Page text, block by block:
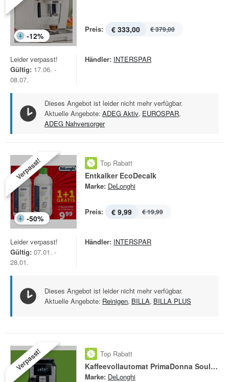
-12%
Preis: € 333,00 € 379,00
Leider verpasst!
Gültig: 17.06. -
08.07.
Händler: INTERSPAR
Dieses Angebot ist leider nicht mehr verfügbar.
Aktuelle Angebote: ADEG Aktiv, EUROSPAR,
ADEG Nahversorger
Verpasst!
-50%
Top Rabatt
Entkalker EcoDecalk
Marke: DeLonghi
Preis: € 9,99 € 19,99
Leider verpasst!
Gültig: 07.01. -
28.01.
Händler: INTERSPAR
Dieses Angebot ist leider nicht mehr verfügbar.
Aktuelle Angebote: Reinigen, BILLA, BILLA PLUS
Verpasst! Top Rabatt
Kaffeevollautomat PrimaDonna Soul ECAM610.55.SB
Marke: DeLonghi